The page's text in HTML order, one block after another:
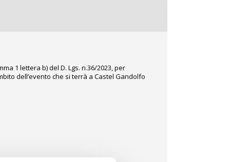
1 lettera b) del D. Lgs. n.36/2023, per
dell’evento che si terrà a Castel Gandolfo